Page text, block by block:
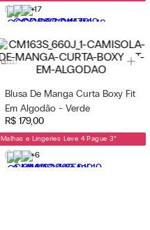
+17
Blusa De Manga Curta Boxy Fit
Em Algodão - Verde
R$ 179,00
Malhas e Lingeries Leve 4 Pague 3*
+6